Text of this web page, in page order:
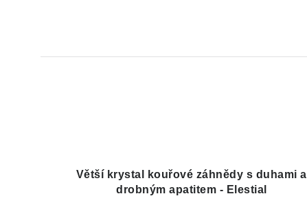
Větší krystal kouřové záhnědy s duhami a
drobným apatitem - Elestial